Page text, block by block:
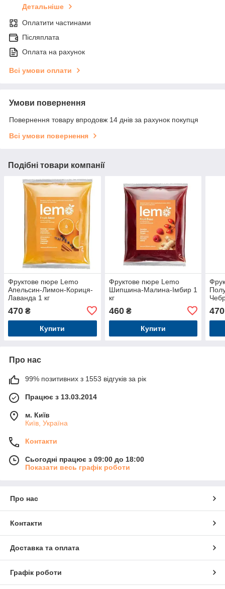
Детальніше
Оплатити частинами
Післяплата
Оплата на рахунок
Всі умови оплати
Умови повернення
Повернення товару впродовж 14 днів за рахунок покупця
Всі умови повернення
Подібні товари компанії
Фруктове пюре Lemo
Апельсин-Лимон-Кориця-
Лаванда 1 кг
470 ₴
Купити
Фруктове пюре Lemo
Шипшина-Малина-Імбир 1
кг
460₴
Купити
470
Про нас
99% позитивних з 1553 відгуків за рік
Працює з 13.03.2014
м. Київ
Київ, Україна
Контакти
Сьогодні працює з 09:00 до 18:00
Показати весь графік роботи
Про нас
Контакти
Доставка та оплата
Графік роботи